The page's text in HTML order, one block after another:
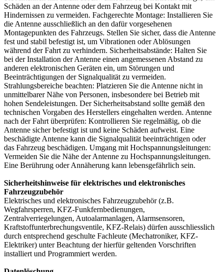
Schäden an der Antenne oder dem Fahrzeug bei Kontakt mit
Hindernissen zu vermeiden. Fachgerechte Montage: Installieren Sie
die Antenne ausschließlich an den dafür vorgesehenen
Montagepunkten des Fahrzeugs. Stellen Sie sicher, dass die Antenne
fest und stabil befestigt ist, um Vibrationen oder Ablösungen
während der Fahrt zu verhindern. Sicherheitsabstände: Halten Sie
bei der Installation der Antenne einen angemessenen Abstand zu
anderen elektronischen Geräten ein, um Störungen und
Beeinträchtigungen der Signalqualität zu vermeiden.
Strahlungsbereiche beachten: Platzieren Sie die Antenne nicht in
unmittelbarer Nähe von Personen, insbesondere bei Betrieb mit
hohen Sendeleistungen. Der Sicherheitsabstand sollte gemäß den
technischen Vorgaben des Herstellers eingehalten werden. Antenne
nach der Fahrt überprüfen: Kontrollieren Sie regelmäßig, ob die
Antenne sicher befestigt ist und keine Schäden aufweist. Eine
beschädigte Antenne kann die Signalqualität beeinträchtigen oder
das Fahrzeug beschädigen. Umgang mit Hochspannungsleitungen:
Vermeiden Sie die Nähe der Antenne zu Hochspannungsleitungen.
Eine Berührung oder Annäherung kann lebensgefährlich sein.
Sicherheitshinweise für elektrisches und elektronisches
Fahrzeugzubehör
Elektrisches und elektronisches Fahrzeugzubehör (z.B.
Wegfahrsperren, KFZ-Funkfernbedienungen,
Zentralverriegelungen, Autoalarmanlagen, Alarmsensoren,
Kraftstoffunterbrechungsventile, KFZ-Relais) dürfen ausschliesslich
durch entsprechend geschulte Fachleute (Mechatroniker, KFZ-
Elektriker) unter Beachtung der hierfür geltenden Vorschriften
installiert und Programmiert werden.